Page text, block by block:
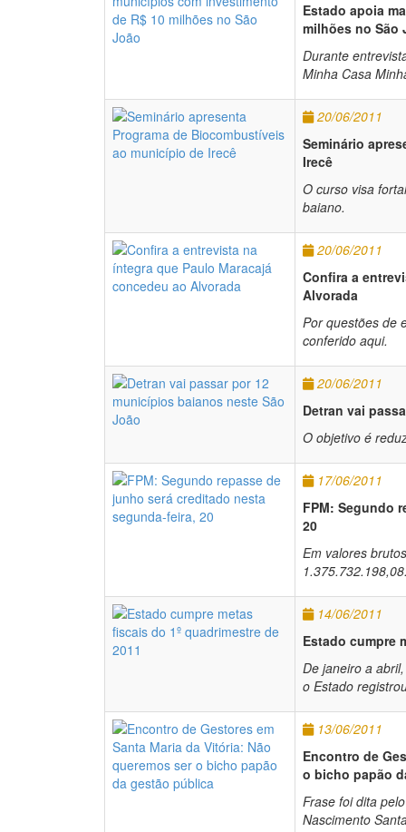
Estado apoia
milhões no São
Durante
Minha Casa
20/06/2011
Seminário
Irecê
O curso visa
baiano.
20/06/2011
Confira a
Alvorada
Por questões de
conferido aqui.
20/06/2011
Detran vai
O objetivo é
17/06/2011
FPM: Segundo
20
Em valores
14/06/2011
Estado cumpre
De janeiro a
o Estado
13/06/2011
Encontro de
o bicho papão
Frase foi dita
Nascimento